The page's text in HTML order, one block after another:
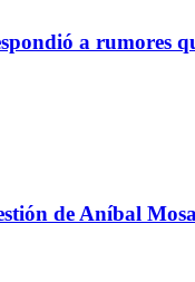
a rumores
de Aníbal